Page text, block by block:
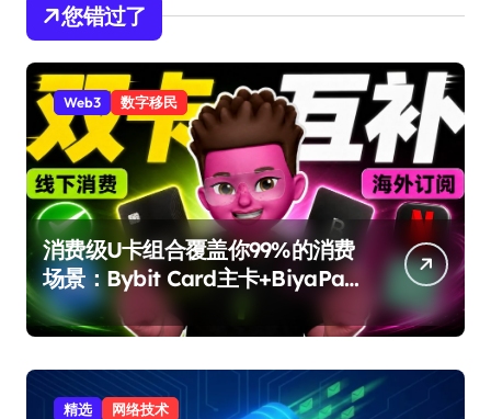
您错过了
Web3 数字移民
消费级U卡组合覆盖你99%的消费
场景：Bybit Card主卡+BiyaPay
备用卡完整攻略
精选 网络技术